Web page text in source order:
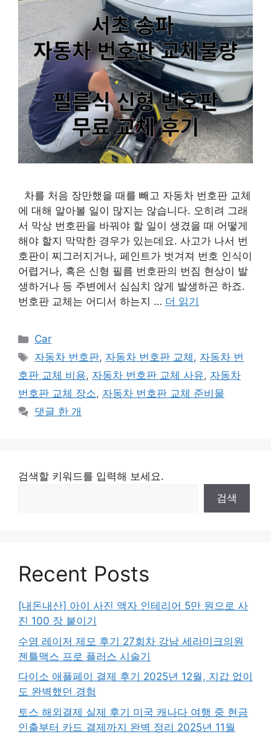
차를 처음 장만했을 때를 빼고 자동차 번호판 교체
에 대해 알아볼 일이 많지는 않습니다. 오히려 그래
서 막상 번호판을 바꿔야 할 일이 생겼을 때 어떻게
해야 할지 막막한 경우가 있는데요. 사고가 나서 번
호판이 찌그러지거나, 페인트가 벗겨져 번호 인식이
어렵거나, 혹은 신형 필름 번호판의 번짐 현상이 발
생하거나 등 주변에서 심심치 않게 발생하곤 하죠.
번호판 교체는 어디서 하는지 … 더 읽기
카
테
리
Car
태
그
자동차 번호판, 자동차 번호판 교체 , 자동차 번
호판 교체 비용, 자동차 번호판 교체 사유, 자동차
번호판 교체 장소, 자동차 번호판 교체 준비물
댓글 한 개
검색할 키워드를 입력해 보세요.
검색
Recent Posts
[내돈내산] 아이 사진 액자 인테리어 5만 원으로 사
진 100 장 붙이기
수염 레이저 제모 후기 27회차 강남 세라미크의원
젠틀맥스 프로 플러스 시술기
다이소 애플페이 결제 후기 2025년 12월, 지갑 없이
도 완벽했던 경험
토스 해외결제 실제 후기 미국 캐나다 여행 중 현금
인출부터 카드 결제까지 완벽 정리 2025년 11월